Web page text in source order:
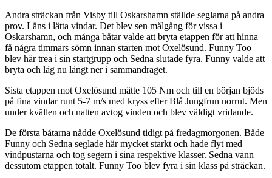
Andra sträckan från Visby till Oskarshamn ställde seglarna på andra
prov. Läns i lätta vindar. Det blev sen målgång för vissa i
Oskarshamn, och många båtar valde att bryta etappen för att hinna
få några timmars sömn innan starten mot Oxelösund. Funny Too
blev här trea i sin startgrupp och Sedna slutade fyra. Funny valde att
bryta och låg nu långt ner i sammandraget.
Sista etappen mot Oxelösund mätte 105 Nm och till en början bjöds
på fina vindar runt 5-7 m/s med kryss efter Blå Jungfrun norrut. Men
under kvällen och natten avtog vinden och blev väldigt vridande.
De första båtarna nådde Oxelösund tidigt på fredagmorgonen. Både
Funny och Sedna seglade här mycket starkt och hade flyt med
vindpustarna och tog segern i sina respektive klasser. Sedna vann
dessutom etappen totalt. Funny Too blev fyra i sin klass på sträckan.